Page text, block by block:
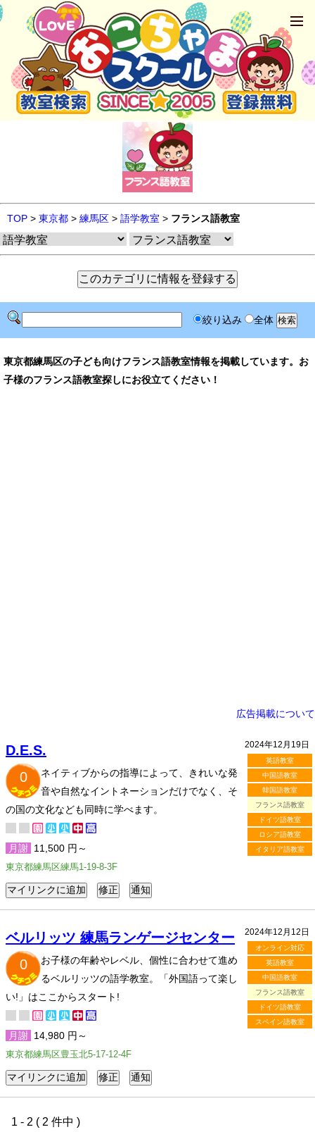
TOP > 東京都 > 練馬区 > 語学教室 > フランス語教室
絞り込み 全体
東京都練馬区の子ども向けフランス語教室情報を掲載しています。お
子様のフランス語教室探しにお役立てください！
広告掲載について
2024年12月19日
英語教室
中国語教室
韓国語教室
フランス語教室
ドイツ語教室
ロシア語教室
イタリア語教室
D.E.S.
0
ネイティブからの指導によって、きれいな発
音や自然なイントネーションだけでなく、そ
の国の文化なども同時に学べます。
月謝 11,500 円～
東京都練馬区練馬1-19-8-3F
2024年12月12日
オンライン対応
英語教室
中国語教室
フランス語教室
ドイツ語教室
スペイン語教室
ベルリッツ 練馬ランゲージセンター
0
お子様の年齢やレベル、個性に合わせて進め
るベルリッツの語学教室。「外国語って楽し
い!」はここからスタート!
月謝 14,980 円～
東京都練馬区豊玉北5-17-12-4F
1 - 2 ( 2 件中 )